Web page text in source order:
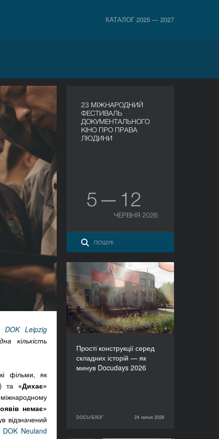
КАТАЛОГ 2025 — 2027
DOK Leipzig
кількість
фільми, як
та «Дихає»
немає»
відзначений
DOK Neuland
23 МІЖНАРОДНИЙ
ФЕСТИВАЛЬ
ДОКУМЕНТАЛЬНОГО
КІНО ПРО ПРАВА
ЛЮДИНИ
5 — 12
ЧЕРВНЯ 2026
Прості конструкції серед
складних історій — як
минув Docudays 2026
DOCU/БЛОГ 24 липня 2026
Прості конструкції серед
складних історій — як
минув Docudays 2026
DOCU/БЛОГ
24 липня 2026